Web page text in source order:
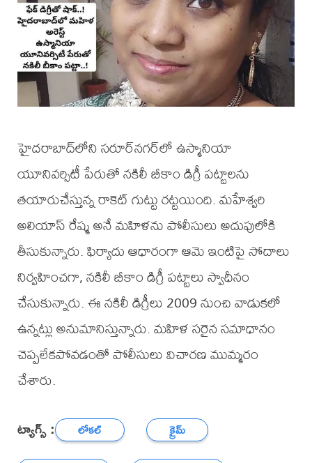
హైదరాబాద్‌లోని సరూర్‌నగర్‌లో ఉస్మానియా
యూనివర్సిటీ పేరుతో నకిలీ బీకాం డిగ్రీ పట్టాలను
తయారుచేస్తున్న రాకెట్ గుట్టు రట్టయింది. మహేశ్వరి
అలియాస్ రేష్మ అనే మహిళను పోలీసులు అదుపులోకి
తీసుకున్నారు. ఫిర్యాదు ఆధారంగా ఆమె ఇంటిపై సోదాలు
నిర్వహించగా, నకిలీ బీకాం డిగ్రీ పట్టాలు స్వాధీనం
చేసుకున్నారు. ఈ నకిలీ డిగ్రీలు 2009 నుంచి వాడుకలో
ఉన్నట్లు అనుమానిస్తున్నారు. మహిళ సరైన సమాధానం
చెప్పలేకపోవడంతో పోలీసులు విచారణ ముమ్మరం
చేశారు.
ట్యాగ్స్ : లోకల్
క్రైమ్